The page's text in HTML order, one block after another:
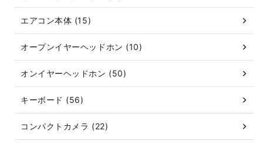
エアコン本体 (15)
オープンイヤーヘッドホン (10)
オンイヤーヘッドホン (50)
キーボード (56)
コンパクトカメラ (22)